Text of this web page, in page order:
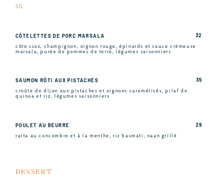
SG
CÔTELETTES DE PORC MARSALA
côte 11oz, champignon, oignon rouge, épinards et sauce crémeuse
marsala, purée de pommes de terre, légumes saisonniers
32
SAUMON RÔTI AUX PISTACHES
croûte de dijon aux pistaches et oignons caramélisés, pilaf de
quinoa et riz, légumes saisonniers
35
POULET AU BEURRE
raita au concombre et à la menthe, riz basmati, naan grillé
29
DESSERT